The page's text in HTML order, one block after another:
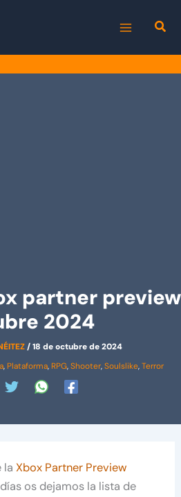
MENU
partner preview
2024
/18 de octubre de 2024
, Plataforma, RPG,Shooter,Soulslike,Terror
laXbox Partner Preview
os dejamos la lista de